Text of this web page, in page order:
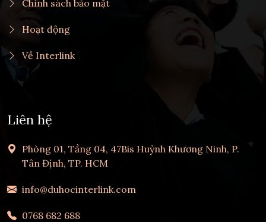
Chính sách bảo mật
Hoạt động
Về Interlink
Liên hệ
Phòng 01, Tầng 04, 47Bis Huỳnh Khương Ninh, P.
Tân Định, TP. HCM
info@duhocinterlink.com
0768 682 688